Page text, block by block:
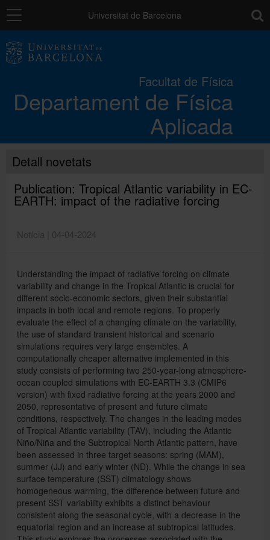
Navegació Universitat de Barcelona
Facultat de Física
Departament de Física
Aplicada
El Departament
Docència
Recerca
Detall novetats
Publication: Tropical Atlantic variability in EC-
EARTH: impact of the radiative forcing
Notícia | 04-04-2024
Understanding the impact of radiative forcing on climate
variability and change in the Tropical Atlantic is crucial for
different socio-economic sectors, given their substantial
impacts in both local and remote regions. To properly
evaluate the effect of a changing climate on the variability,
the use of standard transient historical and scenario
simulations requires very large ensembles. A
computationally cheaper alternative implemented in this
study consists of performing two 250-year-long atmosphere-
ocean coupled simulations with EC-EARTH 3.3 (CMIP6
version) with fixed radiative forcing at the years 2000 and
2050, representative of present and future climate
conditions, respectively. The changes in the leading modes
of Tropical Atlantic variability (TAV), including the Atlantic
Niño/Niña and the Subtropical North Atlantic pattern, have
been assessed in three target seasons: spring (MAM),
summer (JJ) and early winter (ND). While the change in sea
surface temperature (SST) climatology shows
homogeneous warming, the difference between future and
present SST variability exhibits a distinct behaviour
consistent along the seasonal cycle, with a decrease in the
equatorial region and an increase at subtropical latitudes.